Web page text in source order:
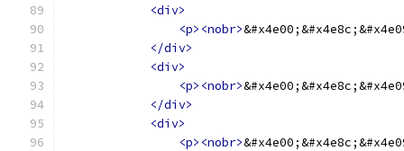
<div>
<p><nobr>
</div>
<div>
<p><nobr>
</div>
<div>
<p><nobr>